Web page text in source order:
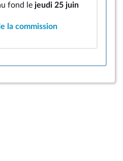
fond le jeudi 25 juin
la commission